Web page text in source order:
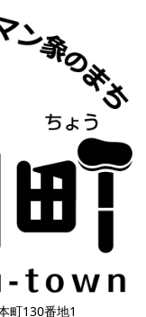
町130番地1